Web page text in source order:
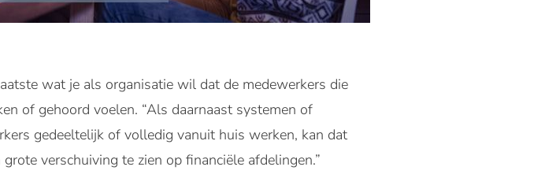
wat je als organisatie wil dat de medewerkers die
of gehoord voelen. “Als daarnaast systemen of
gedeeltelijk of volledig vanuit huis werken, kan dat
verschuiving te zien op financiële afdelingen.”